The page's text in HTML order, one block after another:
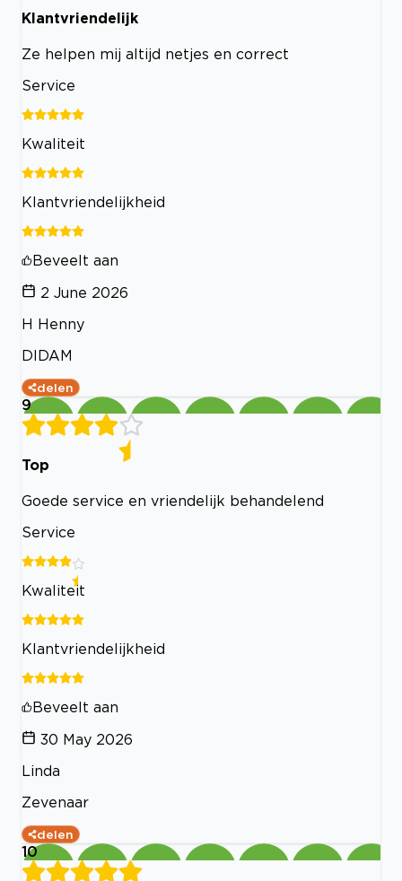
Klantvriendelijk
Ze helpen mij altijd netjes en correct
Service
Kwaliteit
Klantvriendelijkheid
Beveelt aan
2 June 2026
H Henny
DIDAM
delen
9
Top
Goede service en vriendelijk behandelend
Service
Kwaliteit
Klantvriendelijkheid
Beveelt aan
30 May 2026
Linda
Zevenaar
delen
10